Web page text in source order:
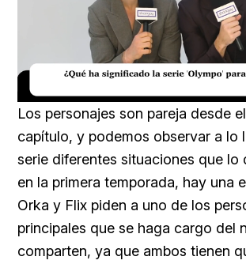
Los personajes son pareja desde
capítulo, y podemos observar a lo
serie diferentes situaciones que lo
en la primera temporada, hay una
Orka y Flix piden a uno de los
principales que se haga cargo del
comparten, ya que ambos tienen